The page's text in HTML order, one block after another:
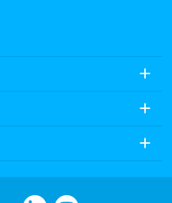
add
add
add